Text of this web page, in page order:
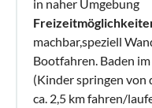
in naher Umgebung
machbar,speziell
Bootfahren. Baden
(Kinder springen von
ca. 2,5 km fahren/